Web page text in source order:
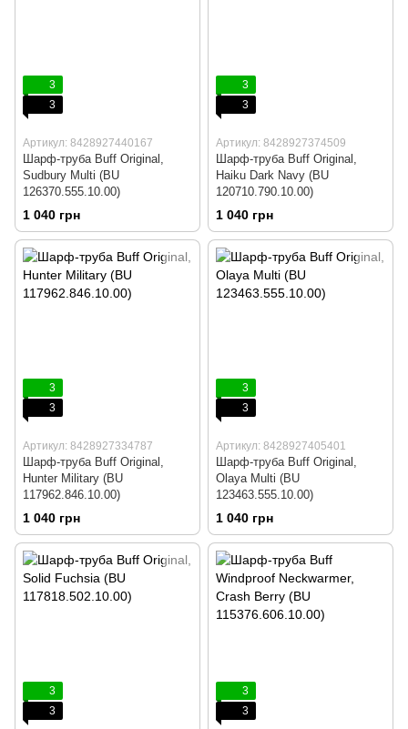
3
3
Артикул: 8428927440167
Шарф-труба Buff Original,
Sudbury Multi (BU
126370.555.10.00)
1 040 грн
3
3
Артикул: 8428927374509
Шарф-труба Buff Original,
Haiku Dark Navy (BU
120710.790.10.00)
1 040 грн
3
3
Артикул: 8428927334787
Шарф-труба Buff Original,
Hunter Military (BU
117962.846.10.00)
1 040 грн
3
3
Артикул: 8428927405401
Шарф-труба Buff Original,
Olaya Multi (BU
123463.555.10.00)
1 040 грн
3
3
3
3